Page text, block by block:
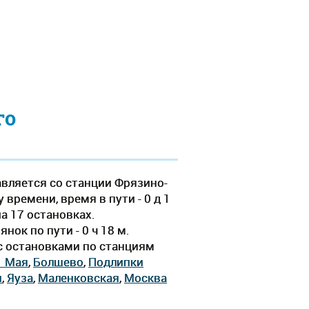
со станции Фрязино-
время в пути - 0 д 1
17 остановках.
по пути - 0 ч 18 м.
остановками по станциям
Мая, Болшево, Подлипки
, Яуза, Маленковская, Москва